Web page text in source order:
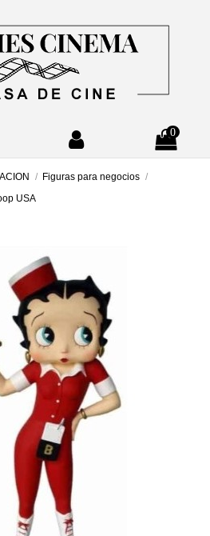
0
Figuras para negocios
USA